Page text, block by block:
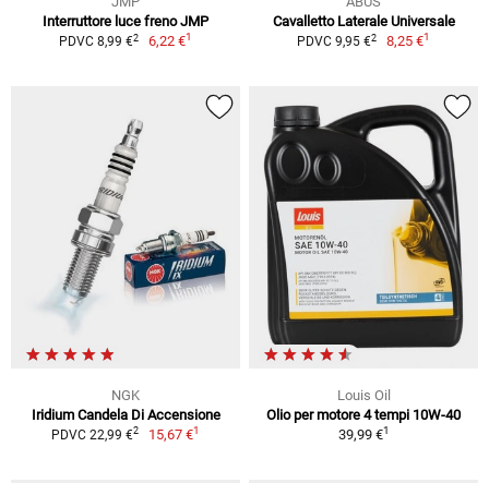
Interruttore luce freno JMP
PDVC 8,99 €2 6,22 €1
Cavalletto Laterale Universale
PDVC 9,95 €2 8,25 €1
NGK
Iridium Candela Di Accensione
PDVC 22,99 €2 15,67 €1
Louis Oil
Olio per motore 4 tempi 10W-40
39,99 €1